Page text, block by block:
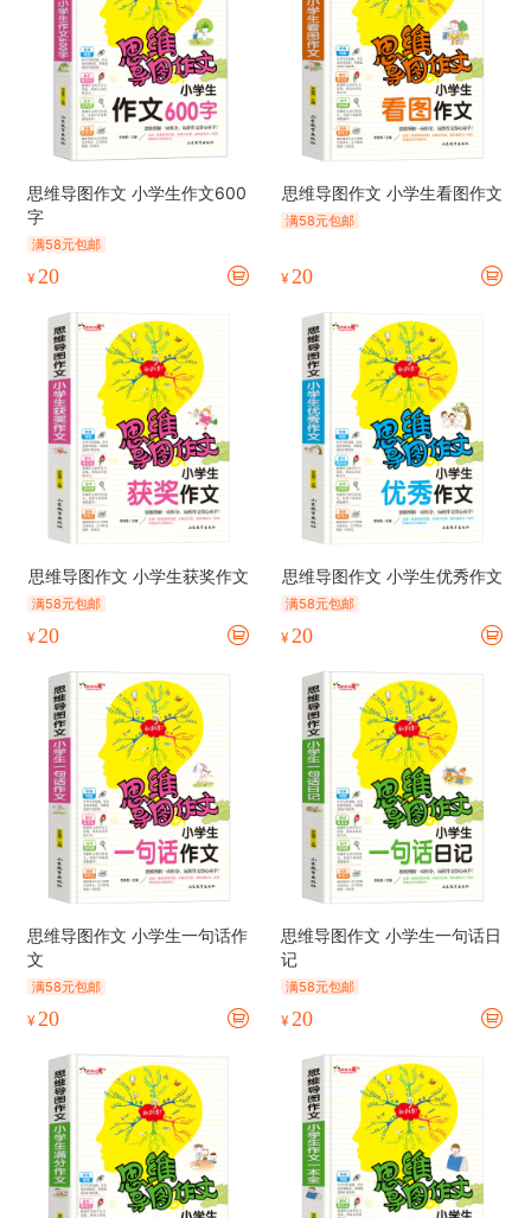
思维导图作文 小学生作文600
字
满58元包邮
¥ 20
思维导图作文 小学生看图作文
满58元包邮
¥ 20
思维导图作文 小学生获奖作文
满58元包邮
¥ 20
思维导图作文 小学生优秀作文
满58元包邮
¥ 20
思维导图作文 小学生一句话作
文
满58元包邮
¥ 20
思维导图作文 小学生一句话日
记
满58元包邮
¥ 20